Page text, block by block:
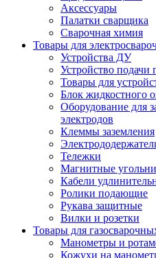
Аксессуары
Палатки сварщика
Сварочная химия
Товары для
Устройства ДУ
Устройство подачи
Товары для
Блок жидкостного
Оборудование для
электродов
Клеммы заземления
Тележки
Магнитные
Кабели
Ролики подающие
Рукава защитные
Вилки и розетки
Товары для
Манометры и
Кожухи на